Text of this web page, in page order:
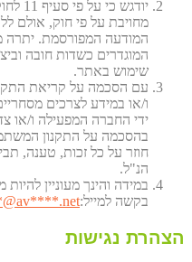
מחויבת על פי חוק, אולם
המודעה המפורסמת. יתרה
המוגדרים כשדות חובה
שימוש באתר.
עם הסכמה על קריאת
ו/או במידע לצרכים
ידי החברה המפעילה ו/או
בהסכמה על התקנון
חוזר על כל זכות, טענה,
הנ"ל.
במידה והינך מעוניין
בקשה למייל:et
הצהרת נגישות